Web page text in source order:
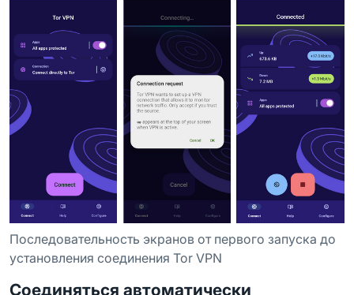
Последовательность экранов от первого запуска до
установления соединения Tor VPN
Соединяться автоматически